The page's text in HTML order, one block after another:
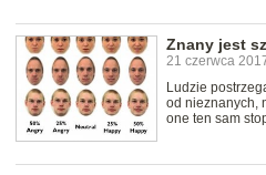
Znany jest
21 czerwca
Ludzie
od nieznanych,
one ten sam